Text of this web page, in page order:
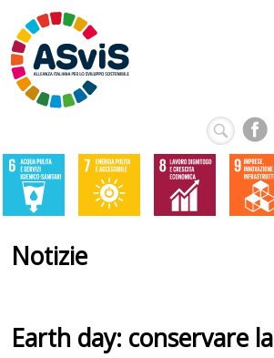
Notizie
Earth day: conservare la